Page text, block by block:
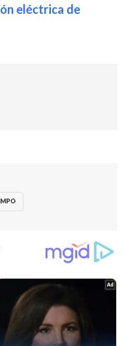
eléctrica de